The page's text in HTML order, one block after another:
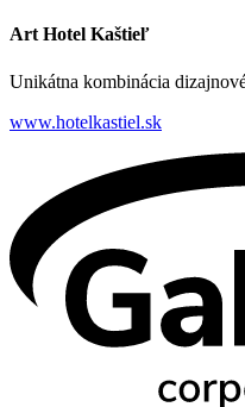
Art Hotel Kaštieľ
Unikátna kombinácia
www.hotelkastiel.sk